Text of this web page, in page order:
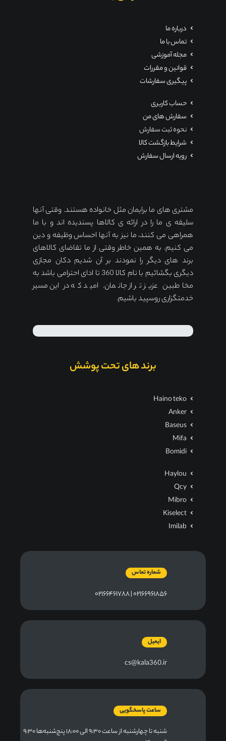
درباره ما
تماس با ما
مجله آموزشی
قوانین و مقررات
پیگیری سفارشات
حساب کاربری
سفارش های من
نحوه ثبت سفارش
شرایط بازگشت کالا
رویه ارسال سفارش
مشتری های ما برایمان مثل خانواده هستند. وقتی آنها
سلیقه ی ما را در ارائه ی کالاها پسندیده اند و با ما
همراهی می کنند، ما نیز به آنها احساس وظیفه و دین
می کنیم. به همین خاطر وقتی از ما تقاضای کالاهای
برند های دیگر را نمودند بر آن شدیم دکان مجازی
دیگری بگشائیم با نام کالا 360 تا ادای احترامی باشد به
مخاطبین عزیز تر از جانمان. امید که در این مسیر
خدمتگزاری روسپید باشیم.
برند های تحت پوشش
Haino teko
Anker
Baseus
Mifa
Bomidi
Haylou
Qcy
Mibro
Kiselect
Imilab
شماره تماس
۰۲۱۶۶۹۶۱۸۵۶ | ۰۲۱۶۶۴۶۱۷۸۸
ایمیل
cs@kala360.ir
ساعت پاسخگویی
شنبه تا چهارشنبه از ساعت ۹:۳۰ الی ۱۸:۰۰ پنج‌شنبه‌ها ۹:۳۰